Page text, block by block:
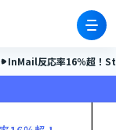
InMail反応率16％超！